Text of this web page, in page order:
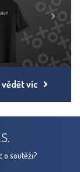
vědět víc
Next
o soutěži?